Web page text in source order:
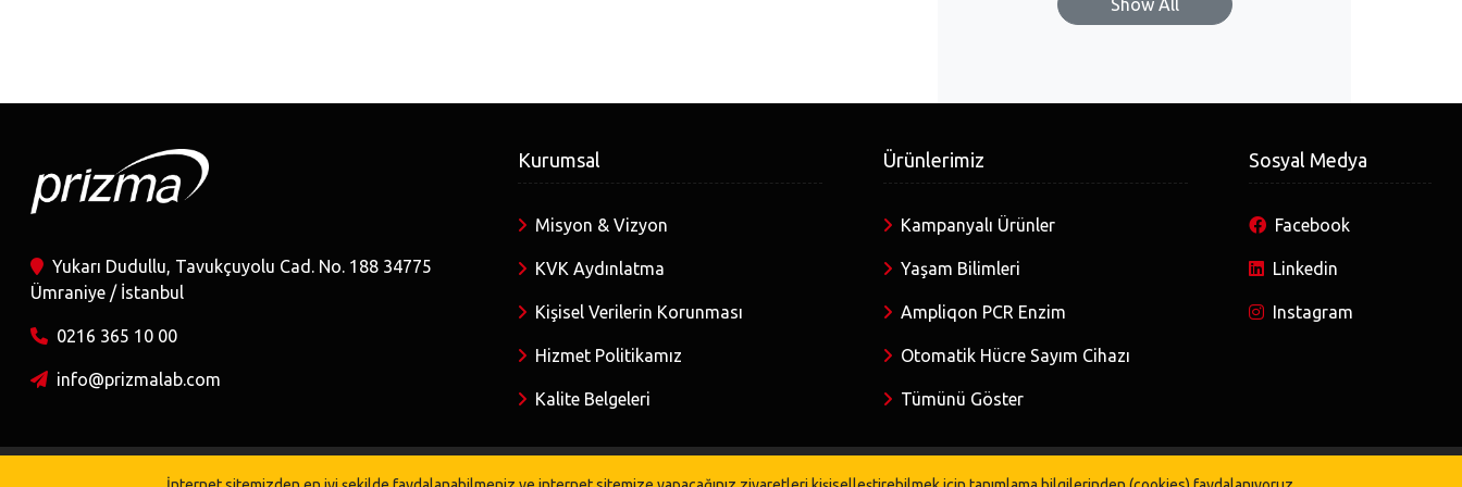
Show All
Yukarı Dudullu, Tavukçuyolu Cad. No. 188 34775
Ümraniye / İstanbul
0216 365 10 00
info@prizmalab.com
Kurumsal
Misyon & Vizyon
KVK Aydınlatma
Kişisel Verilerin Korunması
Hizmet Politikamız
Kalite Belgeleri
Ürünlerimiz
Kampanyalı Ürünler
Yaşam Bilimleri
Ampliqon PCR Enzim
Otomatik Hücre Sayım Cihazı
Tümünü Göster
Sosyal Medya
Facebook
Linkedin
Instagram